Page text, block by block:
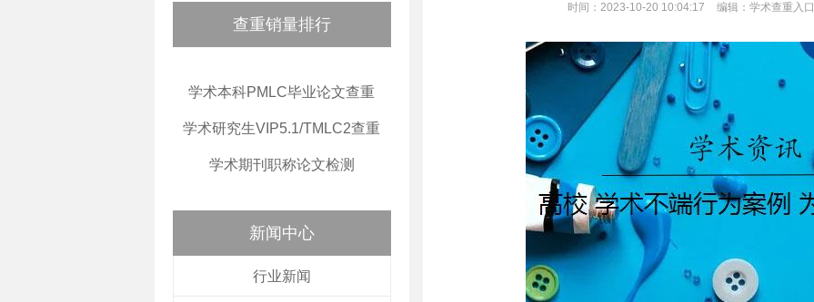
查重销量排行
学术本科PMLC毕业论文查重
学术研究生VIP5.1/TMLC2查重
学术期刊职称论文检测
新闻中心
行业新闻
时间：2023-10-20 10:04:17 编辑：学术查重入口